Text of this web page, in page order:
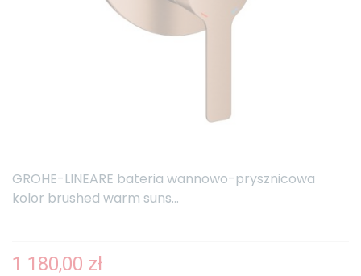
GROHE-LINEARE bateria wannowo-prysznicowa
kolor brushed warm suns...
1 180,00 zł